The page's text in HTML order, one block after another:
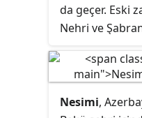
da geçer. Eski
Nehri ve
Devleti'nın
geniş araziler
Nesimi,